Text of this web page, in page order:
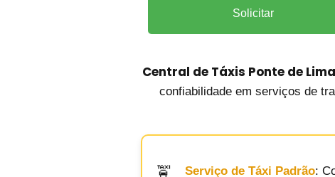
Solicitar
Central de Táxis Ponte de
confiabilidade em serviços de
Serviço de Táxi Padrão: